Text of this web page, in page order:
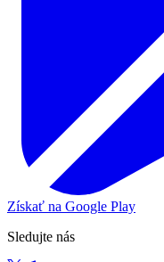
Získať na Google Play
Sledujte nás